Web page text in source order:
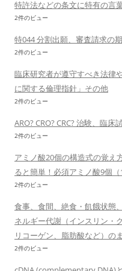
特許法などの条文に特有の言
2件のビュー
特044 分割出願、審査請求の
2件のビュー
臨床研究者が遵守すべき法律
に関する倫理指針」その他
2件のビュー
ARO? CRO? CRC? 治験、臨
2件のビュー
アミノ酸20個の構造式の覚え
ると簡単！必須アミノ酸9個（
2件のビュー
食事、食間、絶食・飢餓状態
ネルギー代謝（インスリン・
リコーゲン、脂肪酸など）の
2件のビュー